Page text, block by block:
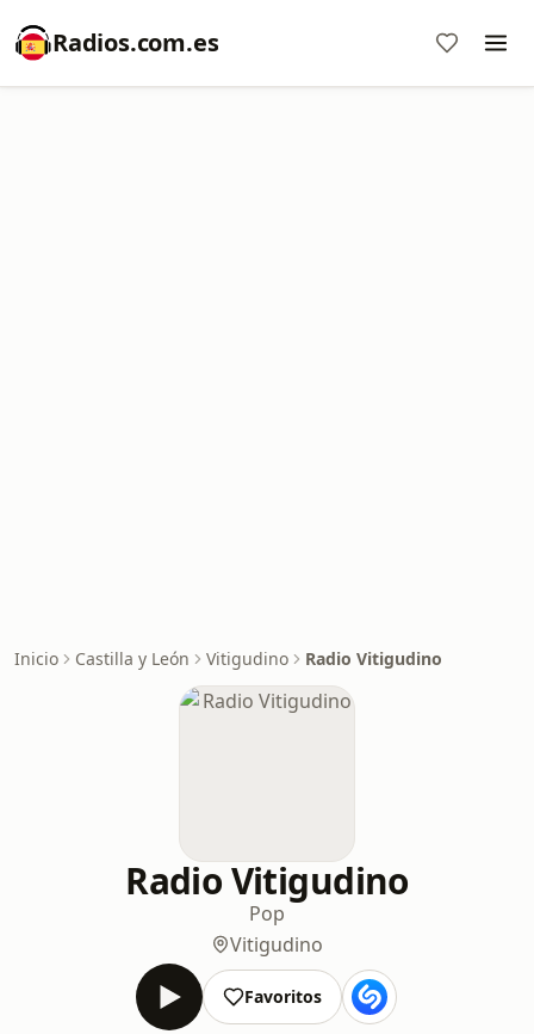
Radios.com.es
Inicio Castilla y León Vitigudino Radio Vitigudino
Radio Vitigudino
Pop
Vitigudino
Favoritos